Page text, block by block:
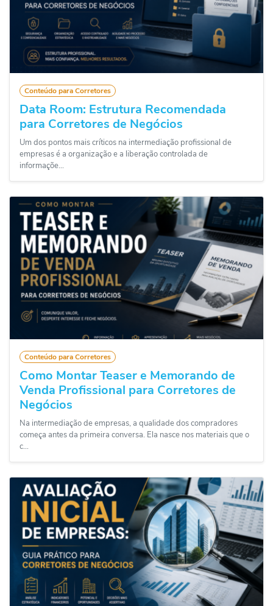
Conteúdo para Corretores
Data Room: Estrutura Recomendada
para Corretores de Negócios
Um dos pontos mais críticos na intermediação profissional de
empresas é a organização e a liberação controlada de
informaçõe...
Conteúdo para Corretores
Como Montar Teaser e Memorando de
Venda Profissional para Corretores de
Negócios
Na intermediação de empresas, a qualidade dos compradores
começa antes da primeira conversa. Ela nasce nos materiais que o
c...